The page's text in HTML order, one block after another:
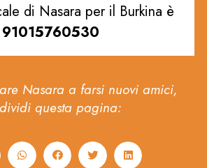
di Nasara per il Burkina è
91015760530
Nasara a farsi nuovi amici,
questa pagina: